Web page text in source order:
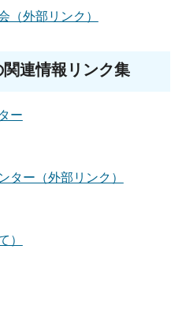
（外部リンク）
連情報リンク集
ー
ター（外部リンク）
）